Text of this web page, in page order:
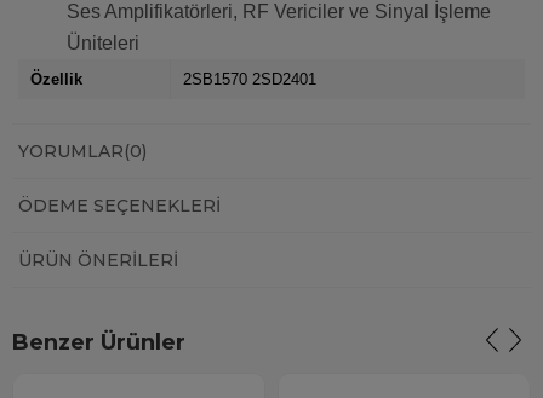
Ses Amplifikatörleri, RF Vericiler ve Sinyal İşleme
Üniteleri
Özellik 2SB1570 2SD2401
YORUMLAR(0)
ÖDEME SEÇENEKLERI
ÜRÜN ÖNERILERI
Benzer Ürünler